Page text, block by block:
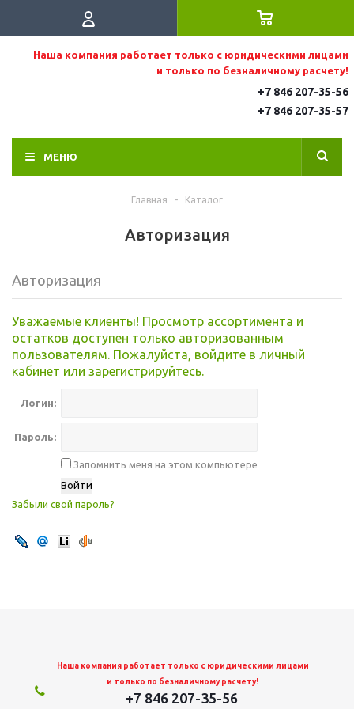
Наша компания работает только с юридическими лицами
и только по безналичному расчету!
+7 846 207-35-56
+7 846 207-35-57
МЕНЮ
Главная - Каталог
Авторизация
Авторизация
Уважаемые клиенты! Просмотр ассортимента и
остатков доступен только авторизованным
пользователям. Пожалуйста, войдите в личный
кабинет или зарегистрируйтесь.
Логин:
Пароль:
Запомнить меня на этом компьютере
Забыли свой пароль?
Наша компания работает только с юридическими лицами
и только по безналичному расчету!
+7 846 207-35-56